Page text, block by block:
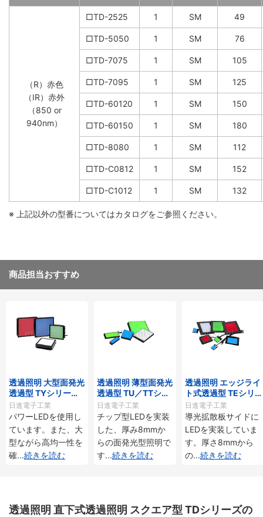
（R）赤色
（IR）赤外
（850 or
940nm）
□TD-2525 1 SM 49
□TD-5050 1 SM 76
□TD-7075 1 SM 105
□TD-7095 1 SM 125
□TD-60120 1 SM 150
□TD-60150 1 SM 180
□TD-8080 1 SM 112
□TD-C0812 1 SM 152
□TD-C1012 1 SM 132
※ 上記以外の型番についてはカタログをご参照ください。
商品担当おすすめ
透過照明 大型面発光
透過型 TYシリー
ズ・THシリーズ
日進電子工業
パワーLEDを使用し
ています。また、大
型ながら高均一性を
確...続きを読む
透過照明 薄型面発光
透過型 TU／TTシリ
ーズ
日進電子工業
チップ型LEDを実装
した、厚み8mmか
らの面発光型照明で
す...続きを読む
透過照明 エッジライ
ト式透過型 TEシリ
ーズ
日進電子工業
導光拡散板サイドに
LEDを実装していま
す。厚さ8mmから
の...続きを読む
透過照明 直下式透過照明 スクエア型 TDシリーズの